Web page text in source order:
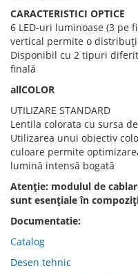
CARACTERISTICI OPTICE
6 LED-uri luminoase (3 pe
vertical permite o
Disponibil cu 2 tipuri
finală
allCOLOR
UTILIZARE STANDARD
Lentila colorata cu sursa
Utilizarea unui obiectiv
culoare permite
lumină intensă bogată
Atenție: modulul de
sunt esențialeîn
Documentatie:
Catalog
Desen tehnic